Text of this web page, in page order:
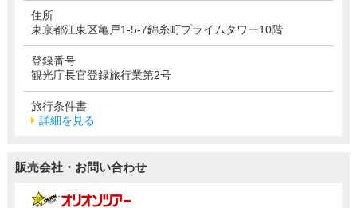
住所
東京都江東区亀戸1-5-7錦糸町プライムタワー10階
登録番号
観光庁長官登録旅行業第2号
旅行条件書
詳細を見る
販売会社・お問い合わせ